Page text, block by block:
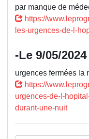
par manque de
https://
les-urgences-de-l-
-Le 9/05/2024
urgences fermées la
https://
urgences-de-l-
durant-une-nuit